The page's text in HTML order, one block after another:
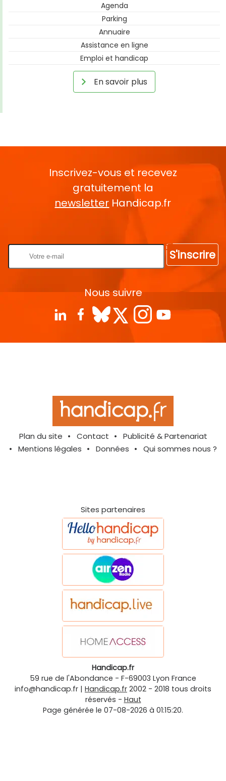
Agenda
Parking
Annuaire
Assistance en ligne
Emploi et handicap
En savoir plus
Inscrivez-vous et recevez
gratuitement la
newsletter Handicap.fr
S'inscrire
Nous suivre
Plan du site Contact
Publicité & Partenariat
Mentions légales
Données Qui sommes nous ?
Sites partenaires
Handicap.fr
59 rue de l'Abondance - F-69003 Lyon France
info@handicap.fr | Handicap.fr 2002 - 2018 tous droits
réservés - Haut
Page générée le 07-08-2026 à 01:15:20.